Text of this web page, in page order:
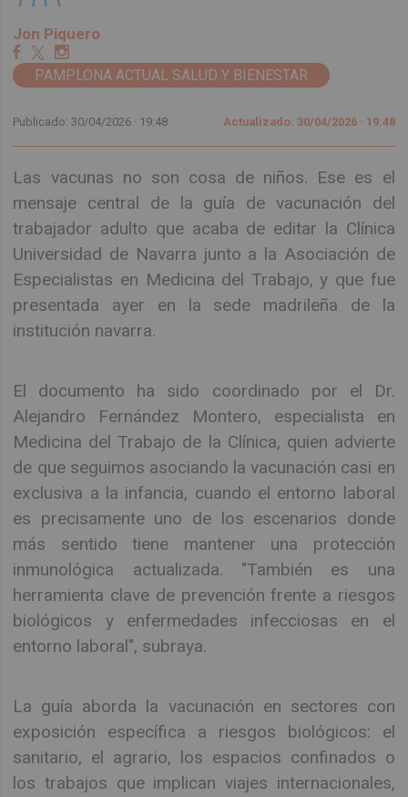
Jon Piquero
PAMPLONA ACTUAL SALUD Y BIENESTAR
Publicado: 30/04/2026 · 19:48 Actualizado: 30/04/2026 · 19:48
Las vacunas no son cosa de niños. Ese es el
mensaje central de la guía de vacunación del
trabajador adulto que acaba de editar la Clínica
Universidad de Navarra junto a la Asociación de
Especialistas en Medicina del Trabajo, y que fue
presentada ayer en la sede madrileña de la
institución navarra.
El documento ha sido coordinado por el Dr.
Alejandro Fernández Montero, especialista en
Medicina del Trabajo de la Clínica, quien advierte
de que seguimos asociando la vacunación casi en
exclusiva a la infancia, cuando el entorno laboral
es precisamente uno de los escenarios donde
más sentido tiene mantener una protección
inmunológica actualizada. "También es una
herramienta clave de prevención frente a riesgos
biológicos y enfermedades infecciosas en el
entorno laboral", subraya.
La guía aborda la vacunación en sectores con
exposición específica a riesgos biológicos: el
sanitario, el agrario, los espacios confinados o
los trabajos que implican viajes internacionales,